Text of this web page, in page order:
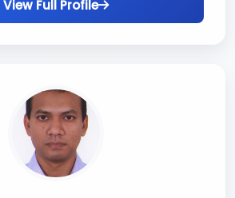
View Full Profile